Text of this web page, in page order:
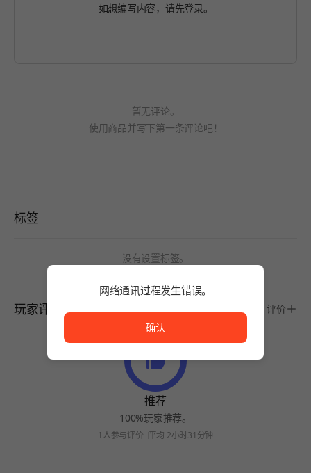
如想编写内容，请先登录。
暂无评论。
使用商品并写下第一条评论吧！
标签
没有设置标签。
玩家评价 评价
推荐
100%玩家推荐。
1人参与评价 平均 2小时31分钟
网络通讯过程发生错误。
确认